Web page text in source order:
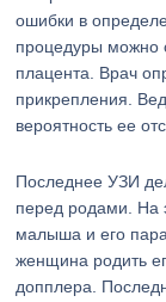
ошибки в
процедуры можно
плацента. Врач
прикрепления.
вероятность ее
Последнее УЗИ
перед родами. На
малыша и его
женщина родить
допплера.